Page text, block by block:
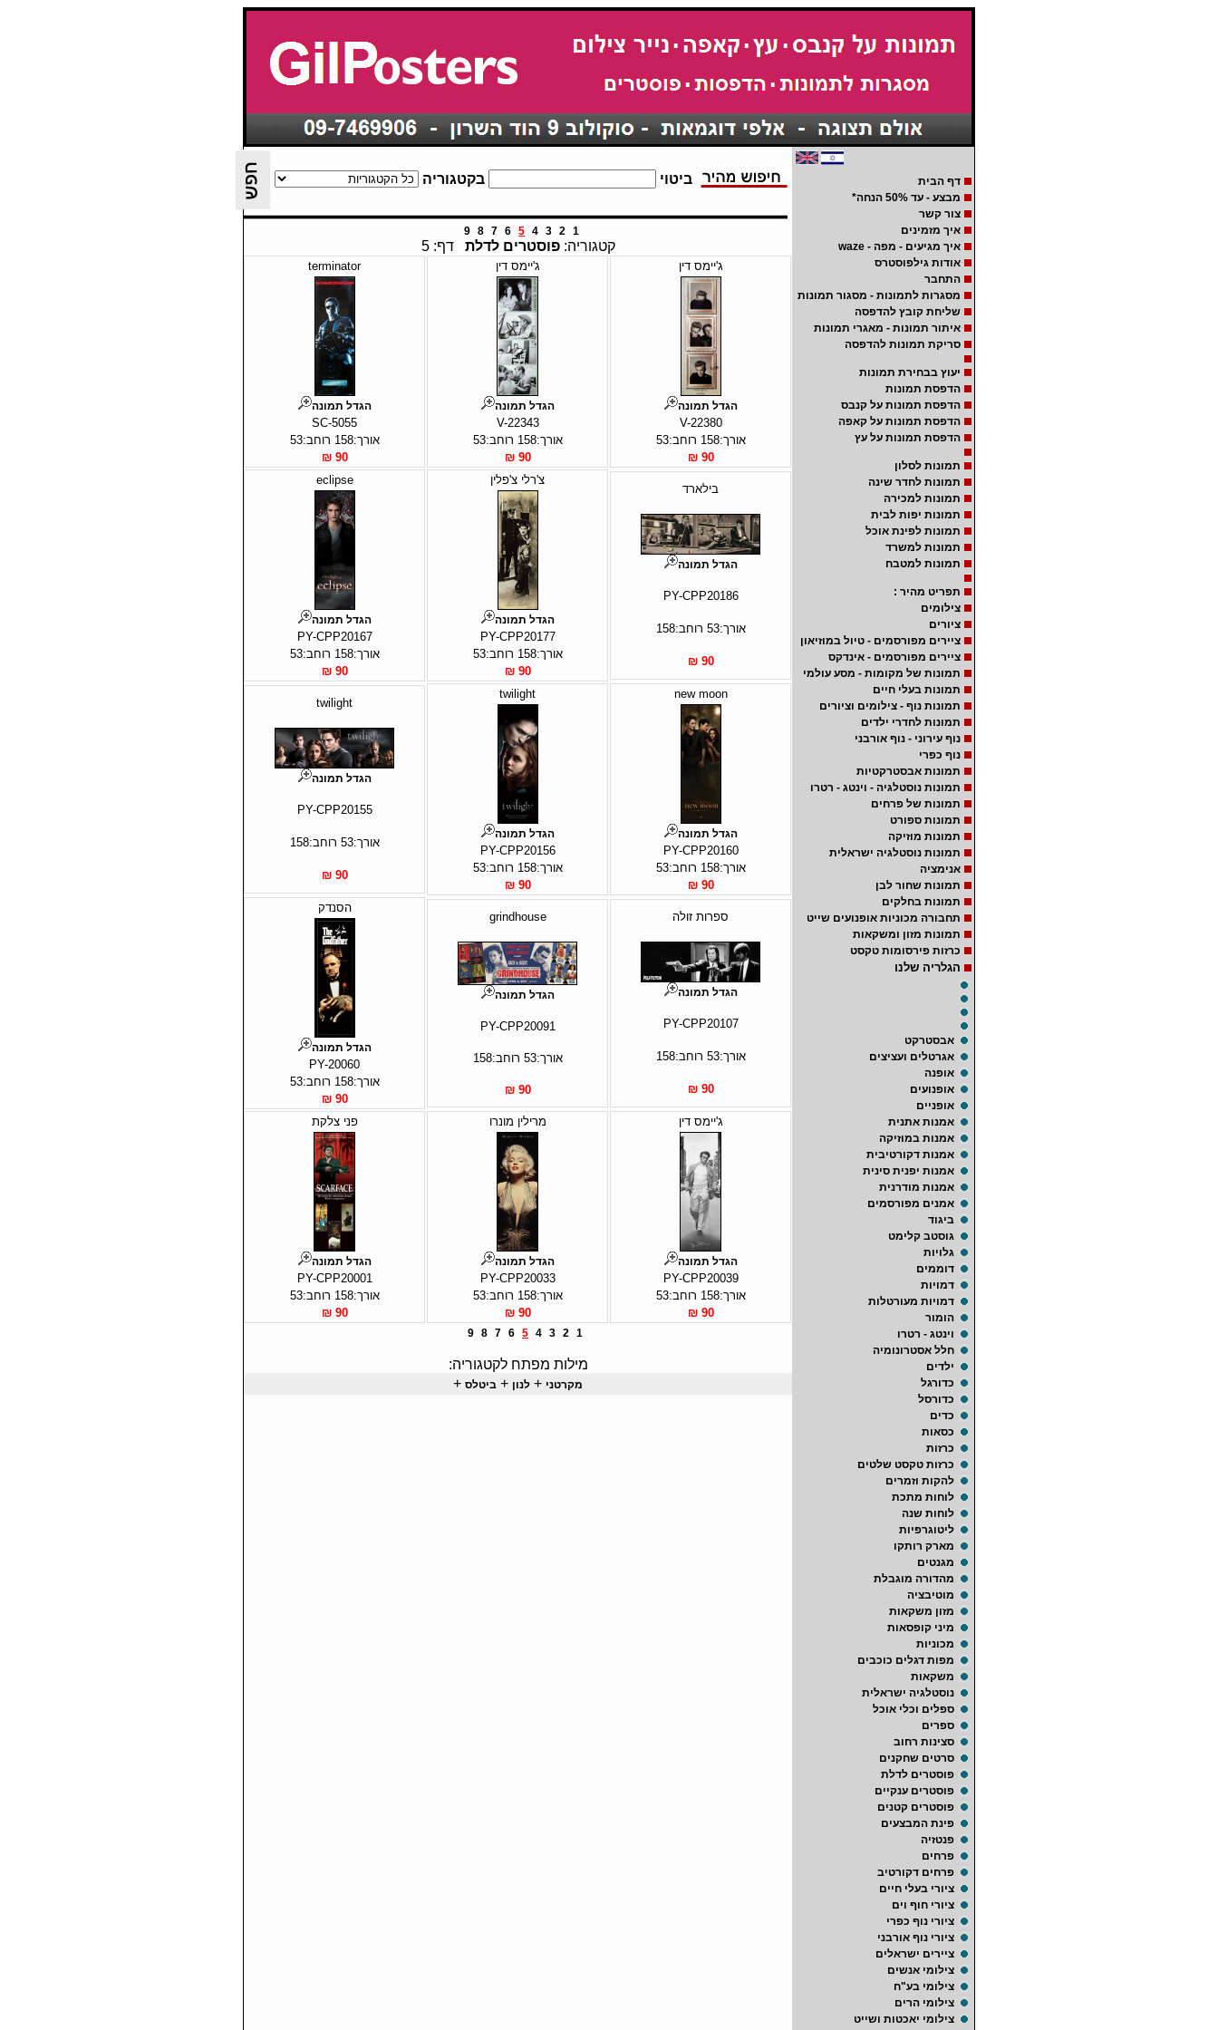
דף הבית
מבצע - עד 50% הנחה*
צור קשר
איך מזמינים
איך מגיעים - מפה - waze
אודות גילפוסטרס
התחבר
מסגרות לתמונות - מסגור תמונות
שליחת קובץ להדפסה
איתור תמונות - מאגרי תמונות
סריקת תמונות להדפסה
יעוץ בבחירת תמונות
הדפסת תמונות
הדפסת תמונות על קנבס
הדפסת תמונות על קאפה
הדפסת תמונות על עץ
תמונות לסלון
תמונות לחדר שינה
תמונות למכירה
תמונות יפות לבית
תמונות לפינת אוכל
תמונות למשרד
תמונות למטבח
תפריט מהיר :
צילומים
ציורים
ציירים מפורסמים - טיול במוזיאון
ציירים מפורסמים - אינדקס
תמונות של מקומות - מסע עולמי
תמונות בעלי חיים
תמונות נוף - צילומים וציורים
תמונות לחדרי ילדים
נוף עירוני - נוף אורבני
נוף כפרי
תמונות אבסטרקטיות
תמונות נוסטלגיה - וינטג - רטרו
תמונות של פרחים
תמונות ספורט
תמונות מוזיקה
תמונות נוסטלגיה ישראלית
אנימציה
תמונות שחור לבן
תמונות בחלקים
תחבורה מכוניות אופנועים שייט
תמונות מזון ומשקאות
כרזות פירסומות טקסט
הגלריה שלנו
אבסטרקט
אגרטלים ועציצים
אופנה
אופנועים
אופניים
אמנות אתנית
אמנות במוזיקה
אמנות דקורטיבית
אמנות יפנית סינית
אמנות מודרנית
אמנים מפורסמים
ביגוד
גוסטב קלימט
גלויות
דוממים
דמויות
דמויות מעורטלות
הומור
וינטג - רטרו
חלל אסטרונומיה
ילדים
כדורגל
כדורסל
כדים
כסאות
כרזות
כרזות טקסט שלטים
להקות וזמרים
לוחות מתכת
לוחות שנה
ליטוגרפיות
מארק רותקו
מגנטים
מהדורה מוגבלת
מוטיבציה
מזון משקאות
מיני קופסאות
מכוניות
מפות דגלים כוכבים
משקאות
נוסטלגיה ישראלית
ספלים וכלי אוכל
ספרים
סצינות רחוב
סרטים שחקנים
פוסטרים לדלת
פוסטרים ענקיים
פוסטרים קטנים
פינת המבצעים
פנטזיה
פרחים
פרחים דקורטיב
ציורי בעלי חיים
ציורי חוף וים
ציורי נוף כפרי
ציורי נוף אורבני
ציירים ישראלים
צילומי אנשים
צילומי בע"ח
צילומי הרים
צילומי יאכטות ושייט
ביטוי בקטגוריה
1
2
3
4
5
6
7
8
9
קטגוריה:פוסטרים לדלת דף: 5
ג'יימס דין
הגדל תמונה
V-22380
אורך:158 רוחב:53
90 ₪
ג'יימס דין
הגדל תמונה
V-22343
אורך:158 רוחב:53
90 ₪
terminator
הגדל תמונה
SC-5055
אורך:158 רוחב:53
90 ₪
בילארד
הגדל תמונה
PY-CPP20186
אורך:53 רוחב:158
90 ₪
צ'רלי צ'פלין
הגדל תמונה
PY-CPP20177
אורך:158 רוחב:53
90 ₪
eclipse
הגדל תמונה
PY-CPP20167
אורך:158 רוחב:53
90 ₪
new moon
הגדל תמונה
PY-CPP20160
אורך:158 רוחב:53
90 ₪
twilight
הגדל תמונה
PY-CPP20156
אורך:158 רוחב:53
90 ₪
twilight
הגדל תמונה
PY-CPP20155
אורך:53 רוחב:158
90 ₪
ספרות זולה
הגדל תמונה
PY-CPP20107
אורך:53 רוחב:158
90 ₪
grindhouse
הגדל תמונה
PY-CPP20091
אורך:53 רוחב:158
90 ₪
הסנדק
הגדל תמונה
PY-20060
אורך:158 רוחב:53
90 ₪
ג'יימס דין
הגדל תמונה
PY-CPP20039
אורך:158 רוחב:53
90 ₪
מרילין מונרו
הגדל תמונה
PY-CPP20033
אורך:158 רוחב:53
90 ₪
פני צלקת
הגדל תמונה
PY-CPP20001
אורך:158 רוחב:53
90 ₪
1
2
3
4
5
6
7
8
9
מילות מפתח לקטגוריה:
מקרטני + לנון + ביטלס +